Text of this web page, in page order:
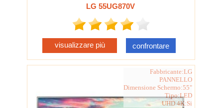
LG 55UG870V
visualizzare più confrontare
Fabbricante:LG
PANNELLO
Dimensione Schermo:55"
Tipo:LED
UHD 4K:Si